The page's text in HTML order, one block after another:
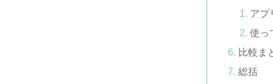
アプ
使っ
比較ま
総括